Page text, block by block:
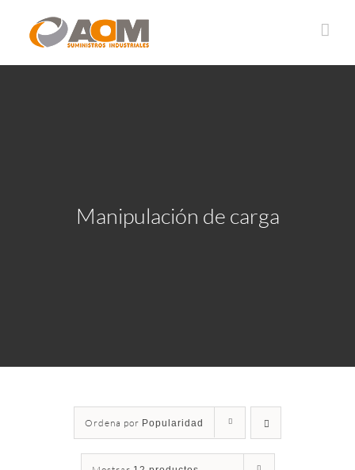
Manipulación de carga
Ordena por Popularidad